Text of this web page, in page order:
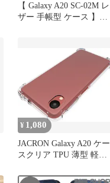
【 Galaxy A20 SC-02M レ
ザー 手帳型 ケース 】
¥ 1,080
JACRON Galaxy A20 ケー
スクリア TPU 薄型 軽量
ー 全透明 黄変防止 レン